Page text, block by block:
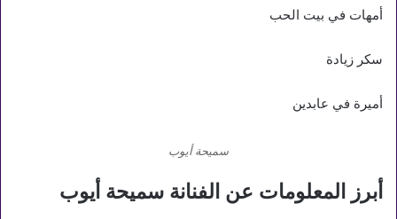
أمهات في بيت الحب
سكر زيادة
أميرة في عابدين
سميحة أيوب
أبرز المعلومات عن الفنانة سميحة أيوب